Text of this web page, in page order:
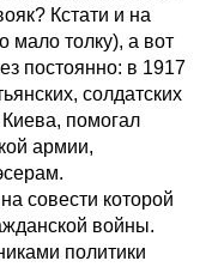
Кстати и на
мало толку), а вот
постоянно: в 1917
солдатских
помогал
армии,
совести которой
войны.
политики